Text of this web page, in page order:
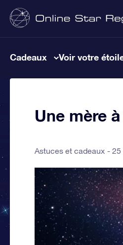
Cadeaux Voir votre
Une mère
Astuces et cadeaux 25